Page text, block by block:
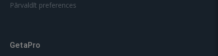
Pārvaldīt preferences
GetaPro